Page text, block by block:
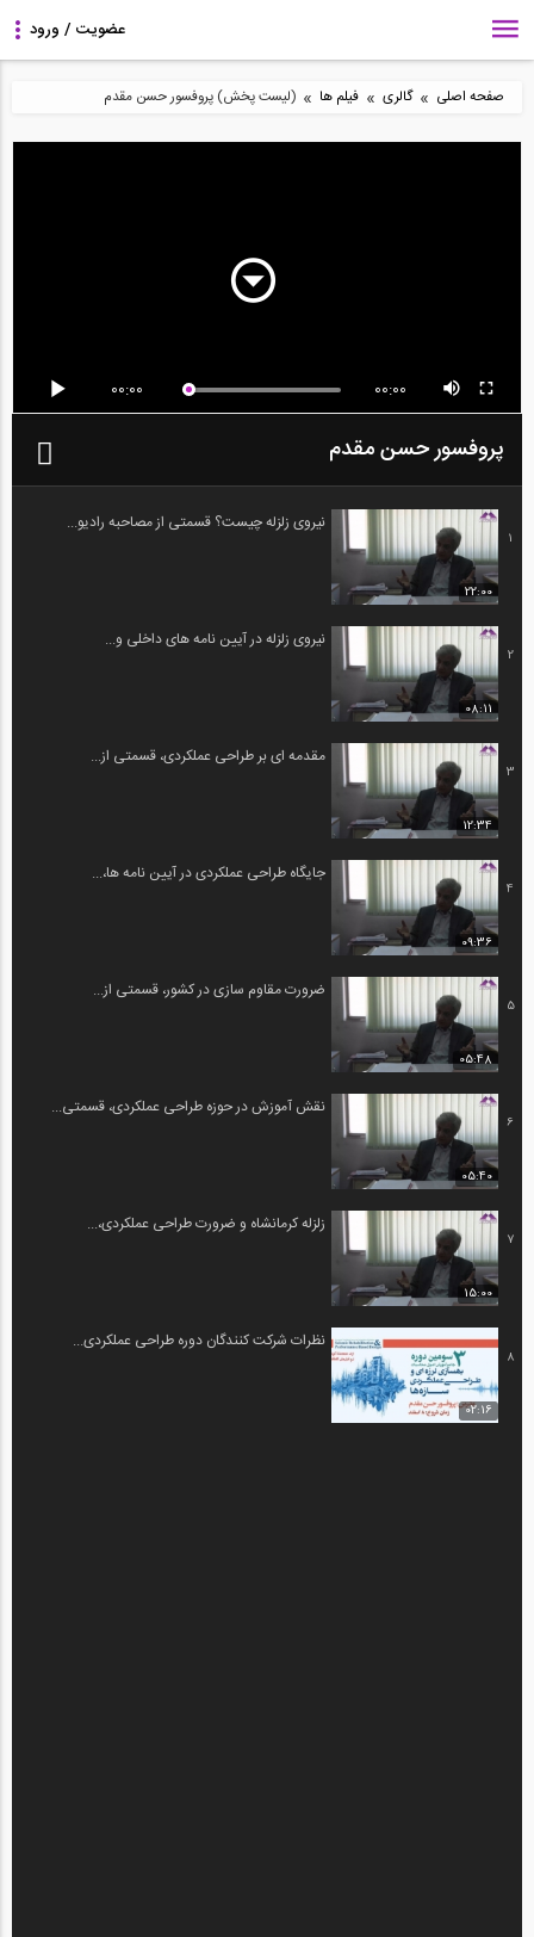
صفحه اصلی » گالری » فیلم ها » (لیست پخش) پروفسور حسن مقدم
00:00 00:00
پروفسور حسن مقدم
1
22:00
نیروی زلزله چیست؟ قسمتی از مصاحبه رادیو...
2
08:11
نیروی زلزله در آیین نامه های داخلی و...
3
12:34
مقدمه ای بر طراحی عملکردی، قسمتی از...
4
09:36
جایگاه طراحی عملکردی در آیین نامه ها،...
5
05:48
ضرورت مقاوم سازی در کشور، قسمتی از...
6
05:40
نقش آموزش در حوزه طراحی عملکردی، قسمتی...
7
15:00
زلزله کرمانشاه و ضرورت طراحی عملکردی،...
8
02:16
نظرات شرکت‌ کنندگان دوره طراحی عملکردی...